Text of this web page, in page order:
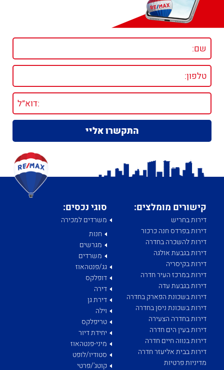
קישורים מומלצים:
דירות בחריש
דירות בפרדס חנה כרכור
דירות להשכרה בחדרה
דירות בגבעת אולגה
דירות בקיסריה
דירות במרכז העיר חדרה
דירות בגבעת עדה
דירות בשכונת הפארק בחדרה
דירות בשכונת ניסן בחדרה
דירות בחדרה הצעירה
דירות בעין הים חדרה
דירות בנווה חיים חדרה
דירות בבית אליעזר חדרה
מדיניות פרטיות
סוגי נכסים:
משרדים למכירה
חנות
מגרשים
משרדים
גג/פנטהאוז
דופלקס
דירה
דירת גן
וילה
טריפלקס
יחידת דיור
מיני-פנטהאוז
סטודיו/לופט
קוטג'/פרטי